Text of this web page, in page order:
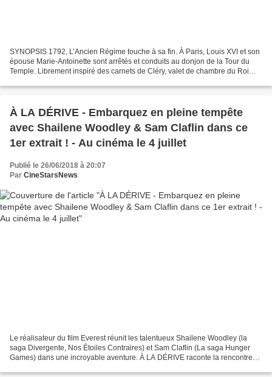
SYNOPSIS 1792, L’Ancien Régime touche à sa fin. À Paris, Louis XVI et son
épouse Marie-Antoinette sont arrêtés et conduits au donjon de la Tour du
Temple. Librement inspiré des carnets de Cléry, valet de chambre du Roi
À LA DÉRIVE - Embarquez en pleine tempête
avec Shailene Woodley & Sam Claflin dans ce
1er extrait ! - Au cinéma le 4 juillet
Publié le 26/06/2018 à 20:07
Par CineStarsNews
Le réalisateur du film Everest réunit les talentueux Shailene Woodley (la
saga Divergente, Nos Étoiles Contraires) et Sam Claflin (La saga Hunger
Games) dans une incroyable aventure. À LA DÉRIVE raconte la rencontre